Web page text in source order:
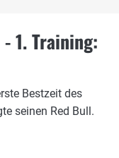
1. Training:
Bestzeit des
seinen Red Bull.